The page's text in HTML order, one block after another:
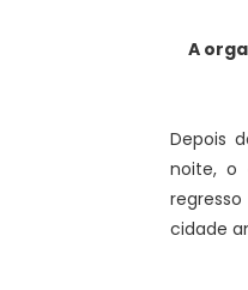
A
Depois
noite, o
cidade